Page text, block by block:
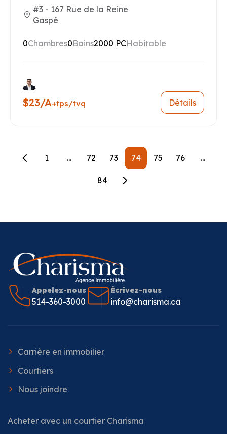
#3 - 167 Rue de la Reine
Gaspé
0Chambres0Bains2000 PCHabitable
$23/A+tps/tvq Détails
1 ... 72 73 74 75 76 ...
84
Appelez-nous
514-360-3000
Écrivez-nous
info@charisma.ca
Carrière en immobilier
Courtiers
Nous joindre
Acheter avec un courtier Charisma